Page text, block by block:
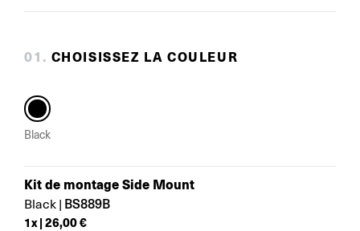
01 . CHOISISSEZ LA COULEUR
Black
Kit de montage Side Mount
Black | BS889B
1x | 26,00 €